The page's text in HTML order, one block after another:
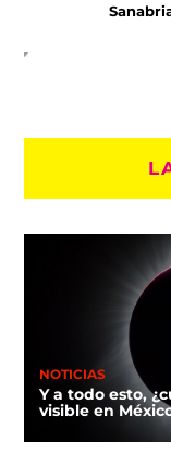
NOTICIAS
Y a todo esto,
visible en